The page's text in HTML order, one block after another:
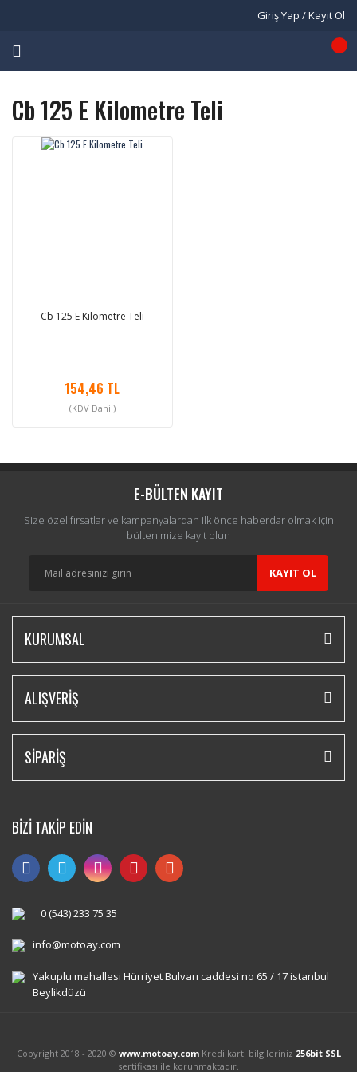
Giriş Yap / Kayıt Ol
Cb 125 E Kilometre Teli
Cb 125 E Kilometre Teli
154,46 TL
(KDV Dahil)
E-BÜLTEN KAYIT
Size özel fırsatlar ve kampanyalardan ilk önce haberdar olmak için
bültenimize kayıt olun
KAYIT OL
KURUMSAL
ALIŞVERİŞ
SİPARİŞ
BİZİ TAKİP EDİN
0 (543) 233 75 35
info@motoay.com
Yakuplu mahallesi Hürriyet Bulvarı caddesi no 65 / 17 istanbul
Beylikdüzü
Copyright 2018 - 2020 © www.motoay.comKredi kartı bilgileriniz 256bit SSL
sertifikası ile korunmaktadır.